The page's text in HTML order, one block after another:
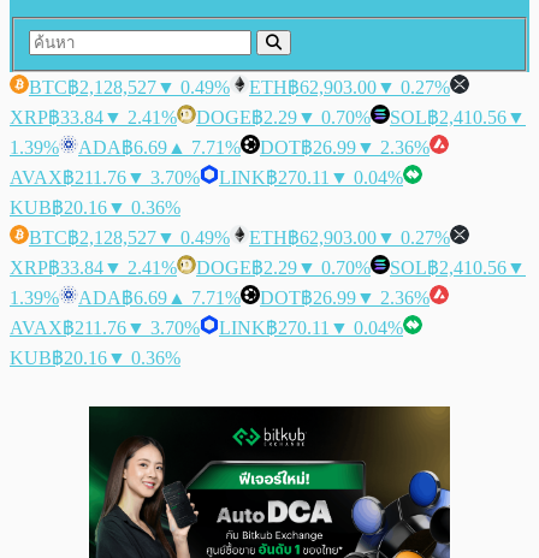
BTC฿2,128,527▼ 0.49% ETH฿62,903.00▼ 0.27%
XRP฿33.84▼ 2.41% DOGE฿2.29▼ 0.70% SOL฿2,410.56▼
1.39%
ADA฿6.69 ▲ 7.71% DOT฿26.99▼ 2.36%
AVAX฿211.76▼ 3.70% LINK฿270.11 ▼ 0.04%
KUB฿20.16▼ 0.36%
BTC฿2,128,527▼ 0.49% ETH฿62,903.00▼ 0.27%
XRP฿33.84▼ 2.41% DOGE฿2.29▼ 0.70% SOL฿2,410.56▼
1.39%
ADA฿6.69 ▲ 7.71% DOT฿26.99▼ 2.36%
AVAX฿211.76▼ 3.70% LINK฿270.11 ▼ 0.04%
KUB฿20.16▼ 0.36%